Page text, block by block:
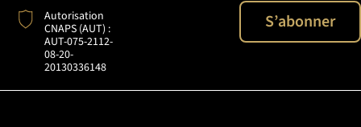
Autorisation
CNAPS (AUT) :
AUT-075-2112-
08-20-
20130336148
S’abonner